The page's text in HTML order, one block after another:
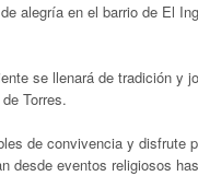
alegría en el barrio de El
se llenará de tradición y
Torres.
de convivencia y
desde eventos religiosos